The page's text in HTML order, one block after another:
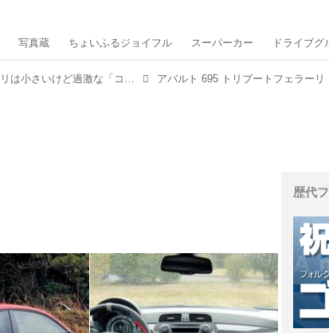
写真蔵 ちょいふるジョイフル スーパーカー ドライブグ
アバルト 695 トリブート フェラーリは小さいけど過激な「コンパクトフェラーリ」だった【10年ひと昔の新車】 アバルト 695 トリブートフェラーリ
歴代